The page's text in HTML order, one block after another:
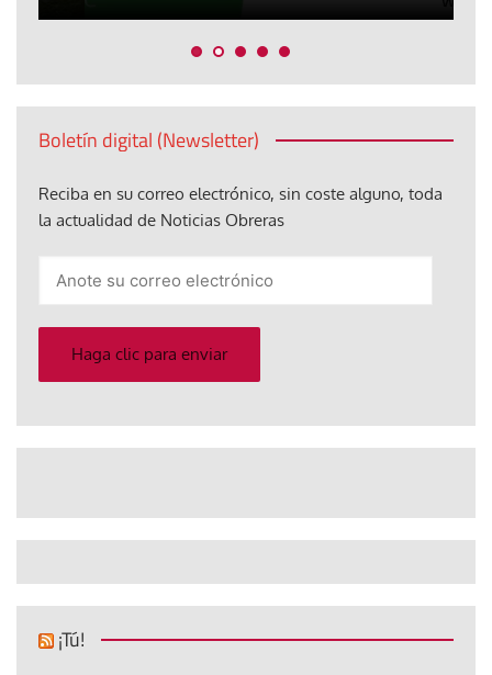
Boletín digital (Newsletter)
Reciba en su correo electrónico, sin coste alguno, toda
la actualidad de Noticias Obreras
electrónico
Haga clic para enviar
¡Tú!